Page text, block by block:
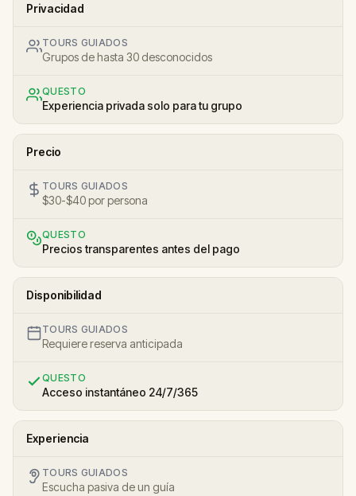
Privacidad
TOURS GUIADOS
Grupos de hasta 30 desconocidos
QUESTO
Experiencia privada solo para tu grupo
Precio
TOURS GUIADOS
$30-$40 por persona
QUESTO
Precios transparentes antes del pago
Disponibilidad
TOURS GUIADOS
Requiere reserva anticipada
QUESTO
Acceso instantáneo 24/7/365
Experiencia
TOURS GUIADOS
Escucha pasiva de un guía